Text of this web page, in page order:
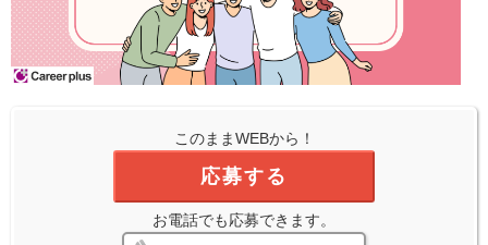
このままWEBから！
応募する
お電話でも応募できます。